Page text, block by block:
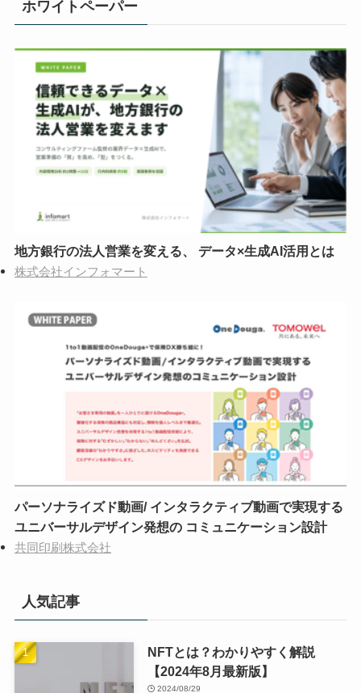
ホワイトペーパー
地方銀行の法人営業を変える、 データ×生成AI活用とは
株式会社インフォマート
パーソナライズド動画/ インタラクティブ動画で実現する
ユニバーサルデザイン発想の コミュニケーション設計
共同印刷株式会社
人気記事
NFTとは？わかりやすく解説
【2024年8月最新版】
2024/08/29